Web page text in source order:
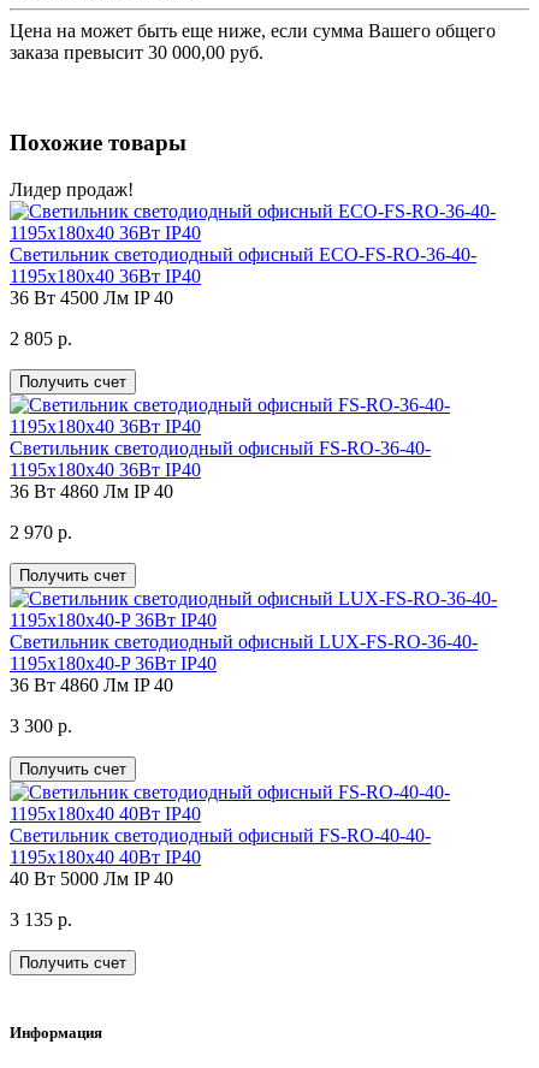
Цена на может быть еще ниже, если сумма Вашего общего
заказа превысит 30 000,00 руб.
Похожие товары
Лидер продаж!
Светильник светодиодный офисный ECO-FS-RO-36-40-
1195х180х40 36Вт IP40
36 Вт 4500 Лм IP 40
2 805 р.
Получить счет
Светильник светодиодный офисный FS-RO-36-40-
1195х180х40 36Вт IP40
36 Вт 4860 Лм IP 40
2 970 р.
Получить счет
Светильник светодиодный офисный LUX-FS-RO-36-40-
1195х180х40-P 36Вт IP40
36 Вт 4860 Лм IP 40
3 300 р.
Получить счет
Светильник светодиодный офисный FS-RO-40-40-
1195х180х40 40Вт IP40
40 Вт 5000 Лм IP 40
3 135 р.
Получить счет
Информация